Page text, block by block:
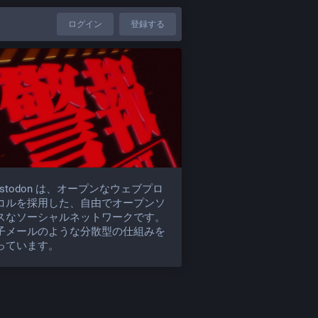
ログイン 登録する
は、オープンなウェブプロ
ルを採用した、自由でオープンソ
なソーシャルネットワークです。
メールのような分散型の仕組みを
ています。